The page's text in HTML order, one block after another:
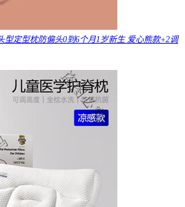
型定型枕防偏头0到6个月1岁新生 爱心熊款+2调